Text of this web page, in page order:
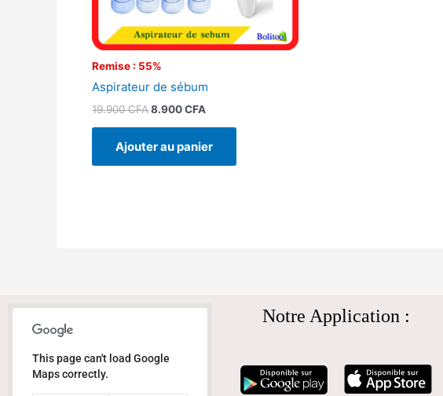
Remise : 55%
Aspirateur de sébum
19.900CFA8.900CFA
Ajouter au panier
This page can't load Google
Maps correctly.
Notre Application :